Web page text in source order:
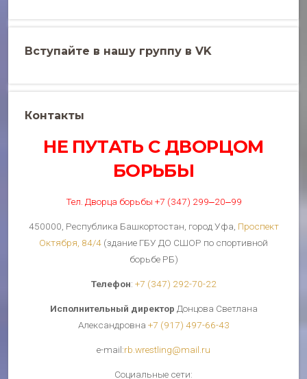
Вступайте в нашу группу в VK
Контакты
НЕ ПУТАТЬ С ДВОРЦОМ
БОРЬБЫ
Тел. Дворца борьбы +7 (347) 299‒20‒99
450000, Республика Башкортостан, город Уфа, Проспект
Октября, 84/4 (здание ГБУ ДО СШОР по спортивной
борьбе РБ)
Телефон: +7 (347) 292-70-22
Исполнительный директор Донцова Светлана
Александровна +7 (917) 497-66-43
е-mail:rb.wrestling@mail.ru
Cоциальные сети: